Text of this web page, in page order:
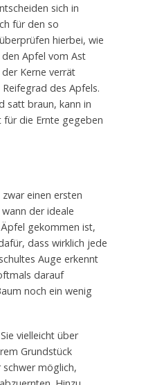
sich in
für den so
hierbei, wie
Apfel vom Ast
Kerne verrät
des Apfels.
satt braun, kann in
für die Ernte gegeben
einen ersten
der ideale
gekommen ist,
dass wirklich jede
Auge erkennt
darauf
noch ein wenig
vielleicht über
Grundstück
möglich,